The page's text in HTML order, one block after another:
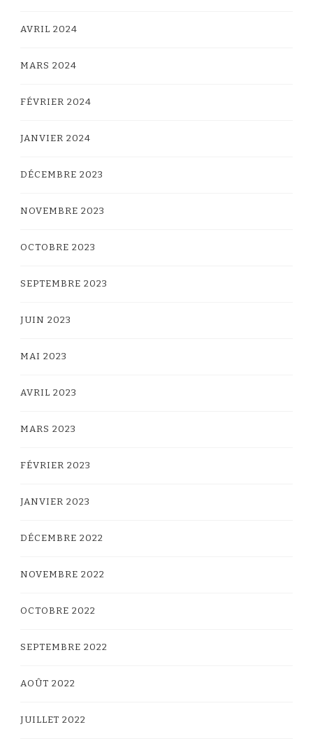
AVRIL 2024
MARS 2024
FÉVRIER 2024
JANVIER 2024
DÉCEMBRE 2023
NOVEMBRE 2023
OCTOBRE 2023
SEPTEMBRE 2023
JUIN 2023
MAI 2023
AVRIL 2023
MARS 2023
FÉVRIER 2023
JANVIER 2023
DÉCEMBRE 2022
NOVEMBRE 2022
OCTOBRE 2022
SEPTEMBRE 2022
AOÛT 2022
JUILLET 2022